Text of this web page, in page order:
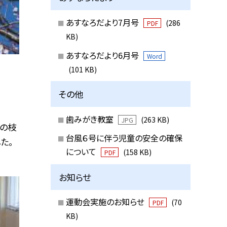
枝
。
あすなろだより7月号 PDF
(286
KB)
あすなろだより6月号 Word
(101 KB)
その他
歯みがき教室 JPG (263 KB)
台風６号に伴う児童の安全の確保
について
PDF (158 KB)
お知らせ
運動会実施のお知らせ PDF
(70
KB)